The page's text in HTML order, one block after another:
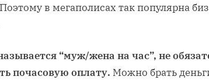
в мегаполисах так популярна
“муж/жена на час”, не
почасовую оплату. Можно брать